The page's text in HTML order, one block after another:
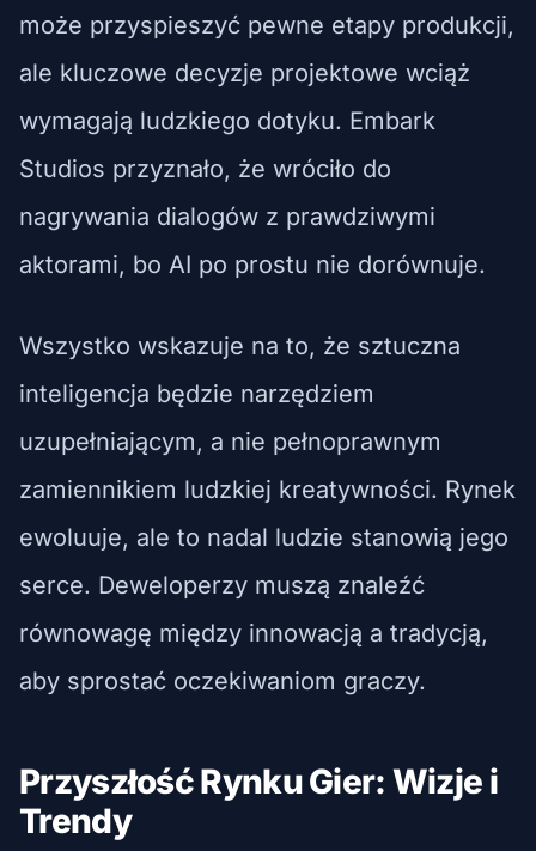
może przyspieszyć pewne etapy produkcji,
ale kluczowe decyzje projektowe wciąż
wymagają ludzkiego dotyku. Embark
Studios przyznało, że wróciło do
nagrywania dialogów z prawdziwymi
aktorami, bo AI po prostu nie dorównuje.
Wszystko wskazuje na to, że sztuczna
inteligencja będzie narzędziem
uzupełniającym, a nie pełnoprawnym
zamiennikiem ludzkiej kreatywności. Rynek
ewoluuje, ale to nadal ludzie stanowią jego
serce. Deweloperzy muszą znaleźć
równowagę między innowacją a tradycją,
aby sprostać oczekiwaniom graczy.
Przyszłość Rynku Gier: Wizje i
Trendy